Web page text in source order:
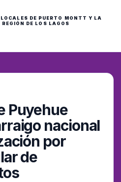
DE PUERTO MONTT Y LA
REGIÓN DE LOS LAGOS
Puyehue
nacional
por
de